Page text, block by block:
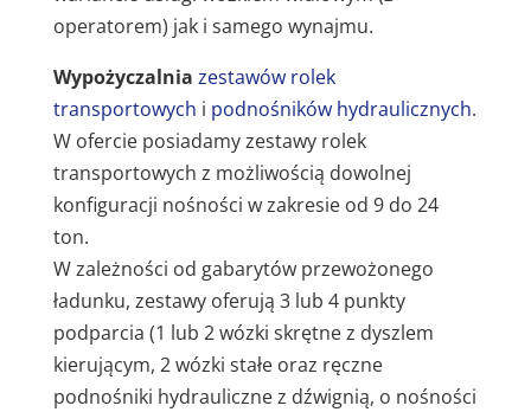
operatorem) jak i samego wynajmu.
Wypożyczalnia zestawów rolek
transportowych i podnośników hydraulicznych.
W ofercie posiadamy zestawy rolek
transportowych z możliwością dowolnej
konfiguracji nośności w zakresie od 9 do 24
ton.
W zależności od gabarytów przewożonego
ładunku, zestawy oferują 3 lub 4 punkty
podparcia (1 lub 2 wózki skrętne z dyszlem
kierującym, 2 wózki stałe oraz ręczne
podnośniki hydrauliczne z dźwignią, o nośności